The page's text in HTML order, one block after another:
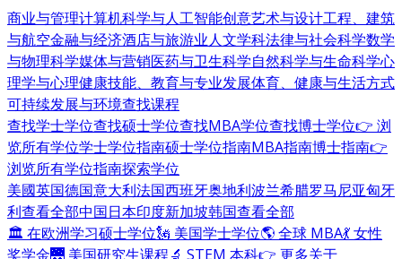
商业与管理计算机科学与人工智能创意艺术与设计工程、建筑
与航空金融与经济酒店与旅游业人文学科法律与社会科学数学
与物理科学媒体与营销医药与卫生科学自然科学与生命科学心
理学与心理健康技能、教育与专业发展体育、健康与生活方式
可持续发展与环境查找课程
查找学士学位查找硕士学位查找MBA学位查找博士学位👉 浏
览所有学位学士学位指南硕士学位指南MBA指南博士指南👉
浏览所有学位指南探索学位
美國英国德国意大利法国西班牙奥地利波兰希腊罗马尼亚匈牙
利查看全部中国日本印度新加坡韩国查看全部
🏛 在欧洲学习硕士学位🗽 美国学士学位🌎 全球 MBA💃 女性
奖学金🌉 美国研究生课程🔬 STEM 本科👉 更多关于